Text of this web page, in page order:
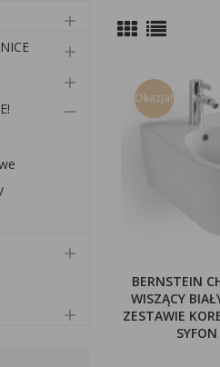
add
add
add
remove
add
add
BERNSTEIN
WISZĄCY
ZESTAWIE
Okazja!